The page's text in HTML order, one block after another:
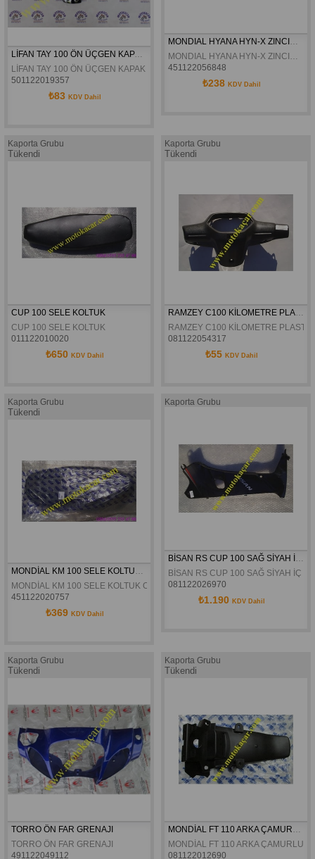
LİFAN TAY 100 ÖN ÜÇGEN KAPAK ORJİNAL
LİFAN TAY 100 ÖN ÜÇGEN KAPAK ORJİNAL
501122019357
₺83 KDV Dahil
MONDIAL HYANA HYN-X ZINCIR KAPAGI ORJINAL
MONDIAL HYANA HYN-X ZINCIR KAPAGI ORJINAL
451122056848
₺238 KDV Dahil
Kaporta Grubu
Tükendi
CUP 100 SELE KOLTUK
CUP 100 SELE KOLTUK
011122010020
₺650 KDV Dahil
Kaporta Grubu
Tükendi
RAMZEY C100 KİLOMETRE PLASTİĞİ ORJİNAL
RAMZEY C100 KİLOMETRE
081122054317
₺55 KDV Dahil
Kaporta Grubu
Tükendi
MONDİAL KM 100 SELE KOLTUK ORJİNAL
MONDİAL KM 100 SELE KOLTUK ORJİNAL
451122020757
₺369 KDV Dahil
Kaporta Grubu
BİSAN RS CUP 100 SAĞ SİYAH İÇ RÜZGARLIK
BİSAN RS CUP 100 SAĞ SİYAH İÇ
081122026970
₺1.190 KDV Dahil
Kaporta Grubu
Tükendi
TORRO ÖN FAR GRENAJI
TORRO ÖN FAR GRENAJI
491122049112
Kaporta Grubu
Tükendi
MONDİAL FT 110 ARKA ÇAMURLUK ORJİNAL
MONDİAL FT 110 ARKA ÇAMURLUK
081122012690